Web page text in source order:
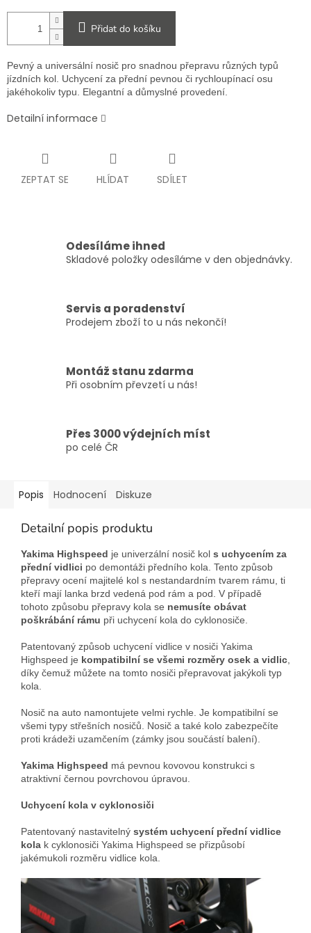
Přidat do košíku
Pevný a universální nosič pro snadnou přepravu různých typů
jízdních kol. Uchycení za přední pevnou či rychloupínací osu
jakéhokoliv typu. Elegantní a důmyslné provedení.
Detailní informace
ZEPTAT SE HLÍDAT SDÍLET
Odesíláme ihned
Skladové položky odesíláme v den objednávky.
Servis a poradenství
Prodejem zboží to u nás nekončí!
Montáž stanu zdarma
Při osobním převzetí u nás!
Přes 3000 výdejních míst
po celé ČR
Popis Hodnocení Diskuze
Detailní popis produktu
Yakima Highspeed je univerzální nosič kol s uchycením za
přední vidlici po demontáži předního kola. Tento způsob
přepravy ocení majitelé kol s nestandardním tvarem rámu, ti
kteří mají lanka brzd vedená pod rám a pod. V případě
tohoto způsobu přepravy kola se nemusíte obávat
poškrábání rámu při uchycení kola do cyklonosiče.
Patentovaný způsob uchycení vidlice v nosiči Yakima
Highspeed je kompatibilní se všemi rozměry osek a vidlic,
díky čemuž můžete na tomto nosiči přepravovat jakýkoli typ
kola.
Nosič na auto namontujete velmi rychle. Je kompatibilní se
všemi typy střešních nosičů. Nosič a také kolo zabezpečíte
proti krádeži uzamčením (zámky jsou součástí balení).
Yakima Highspeed má pevnou kovovou konstrukci s
atraktivní černou povrchovou úpravou.
Uchycení kola v cyklonosiči
Patentovaný nastavitelný systém uchycení přední vidlice
kola k cyklonosiči Yakima Highspeed se přizpůsobí
jakémukoli rozměru vidlice kola.